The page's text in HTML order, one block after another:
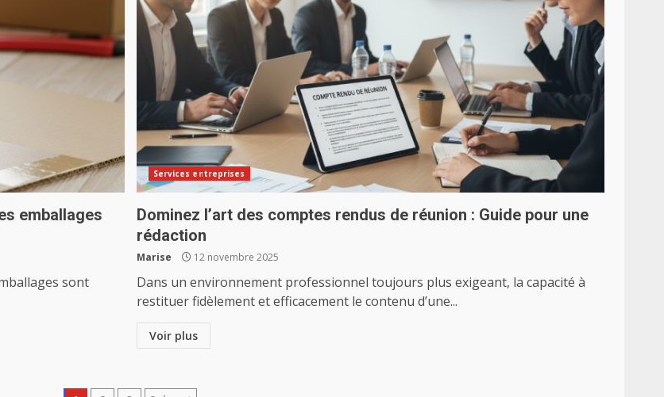
emballages
sont
Services entreprises
Dominez l’art des comptes rendus de réunion : Guide pour une
rédaction
Marise 12 novembre 2025
Dans un environnement professionnel toujours plus exigeant, la capacité à
restituer fidèlement et efficacement le contenu d’une...
Voir plus